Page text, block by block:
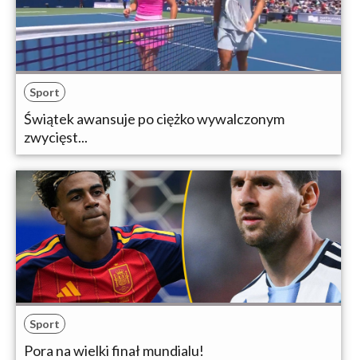
Sport
Świątek awansuje po ciężko wywalczonym
zwycięst...
Sport
Pora na wielki finał mundialu!